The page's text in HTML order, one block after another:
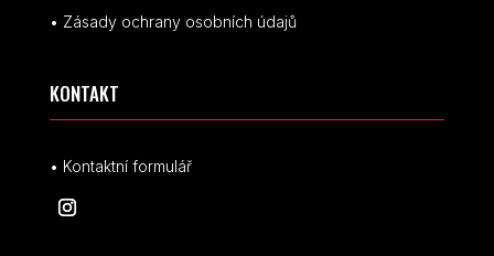
• Zásady ochrany osobních údajů
KONTAKT
• Kontaktní formulář